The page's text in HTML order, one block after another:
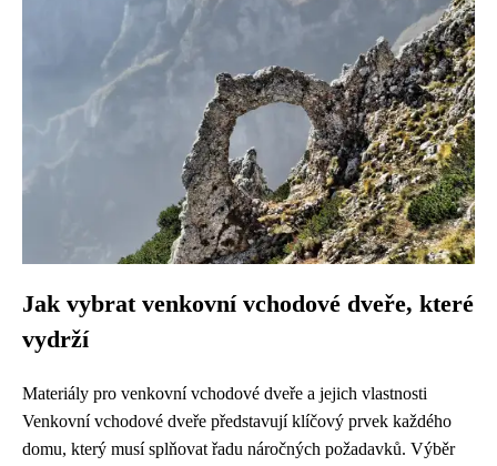
Jak vybrat venkovní vchodové dveře, které
vydrží
Materiály pro venkovní vchodové dveře a jejich vlastnosti
Venkovní vchodové dveře představují klíčový prvek každého
domu, který musí splňovat řadu náročných požadavků. Výběr